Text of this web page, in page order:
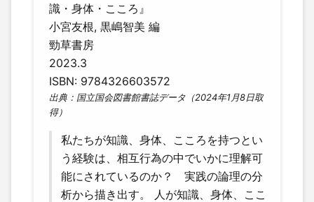
識・身体・こころ』
小宮友根, 黒嶋智美 編
勁草書房
2023.3
ISBN: 9784326603572
出典：国立国会図書館書誌データ（2024年1月8日取
得）
私たちが知識、身体、こころを持つとい
う経験は、相互行為の中でいかに理解可
能にされているのか？ 実践の論理の分
析から描き出す。 人が知識、身体、ここ